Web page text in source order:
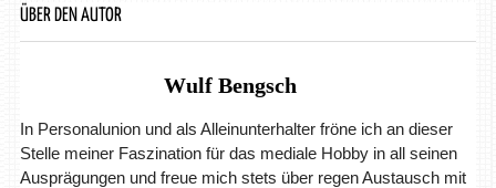
ÜBER DEN AUTOR
Wulf Bengsch
In Personalunion und als Alleinunterhalter fröne ich an dieser
Stelle meiner Faszination für das mediale Hobby in all seinen
Ausprägungen und freue mich stets über regen Austausch mit